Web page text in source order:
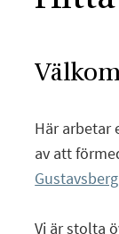
Här arbetar
av att
Gustavsberg
Vi är stolta